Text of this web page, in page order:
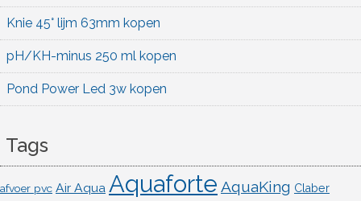
Knie 45° lijm 63mm kopen
pH/KH-minus 250 ml kopen
Pond Power Led 3w kopen
Tags
afvoer pvc Air Aqua Aquaforte AquaKing Claber